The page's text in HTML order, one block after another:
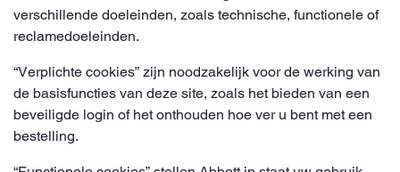
verschillende doeleinden, zoals technische, functionele of
reclamedoeleinden.
“Verplichte cookies” zijn noodzakelijk voor de werking van
de basisfuncties van deze site, zoals het bieden van een
beveiligde login of het onthouden hoe ver u bent met een
bestelling.